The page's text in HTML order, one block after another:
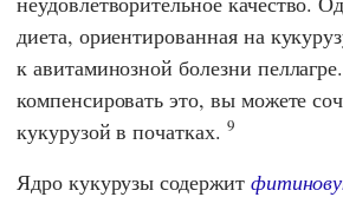
диета, ориентированная на
к авитаминозной болезни
компенсировать это, вы можете
кукурузой в початках. 9
Ядро кукурузы содержит